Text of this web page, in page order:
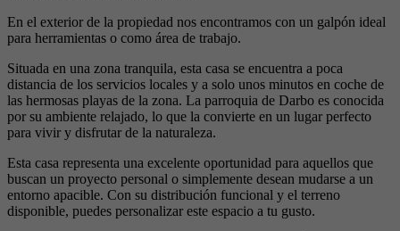
En el exterior de la propiedad nos encontramos con un galpón ideal
para herramientas o como área de trabajo.
Situada en una zona tranquila, esta casa se encuentra a poca
distancia de los servicios locales y a solo unos minutos en coche de
las hermosas playas de la zona. La parroquia de Darbo es conocida
por su ambiente relajado, lo que la convierte en un lugar perfecto
para vivir y disfrutar de la naturaleza.
Esta casa representa una excelente oportunidad para aquellos que
buscan un proyecto personal o simplemente desean mudarse a un
entorno apacible. Con su distribución funcional y el terreno
disponible, puedes personalizar este espacio a tu gusto.